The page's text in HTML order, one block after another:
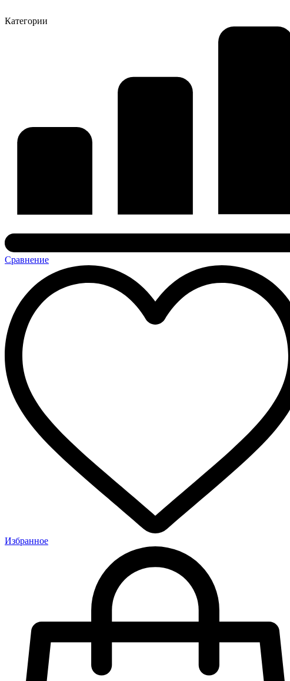
Категории
Сравнение
Избранное